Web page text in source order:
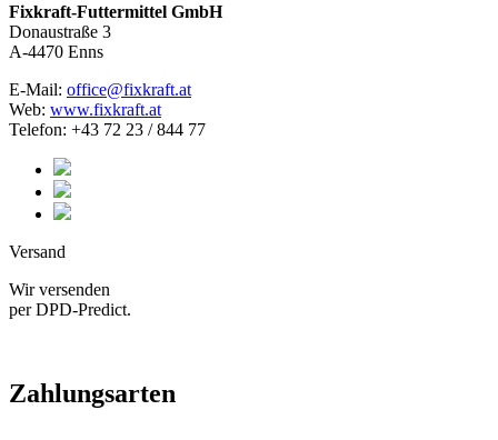
Fixkraft-Futtermittel GmbH
Donaustraße 3
A-4470 Enns
E-Mail: office@fixkraft.at
Web: www.fixkraft.at
Telefon: +43 72 23 / 844 77
Versand
Wir versenden
per DPD-Predict.
Zahlungsarten